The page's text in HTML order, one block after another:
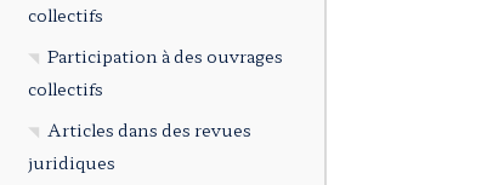
collectifs
Participation à des ouvrages
collectifs
Articles dans des revues
juridiques